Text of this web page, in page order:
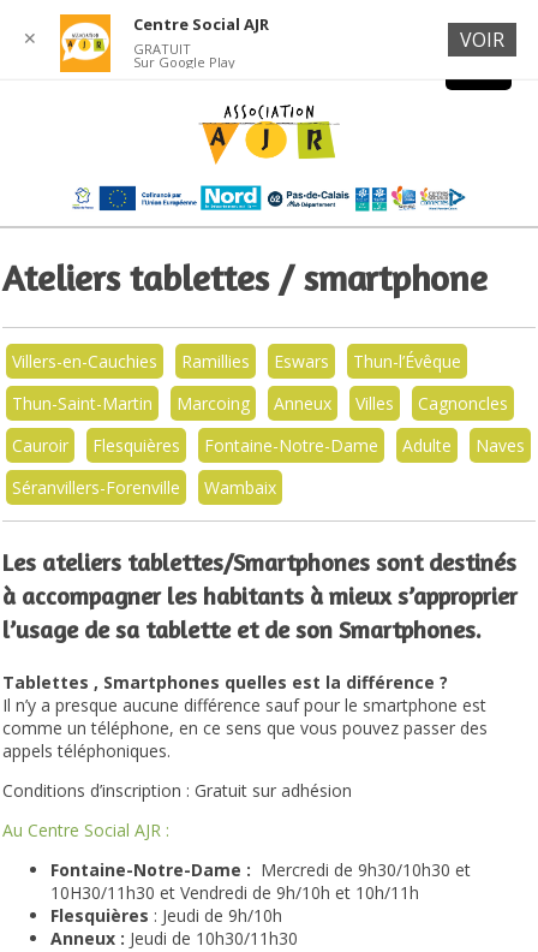
Ateliers tablettes / smartphone
Villers-en-Cauchies Ramillies Eswars
Thun-l’Évêque
Thun-Saint-Martin
Marcoing Anneux Villes
Cagnoncles
Cauroir
Flesquières Fontaine-Notre-Dame Adulte
Naves
Séranvillers-Forenville
Wambaix
Les ateliers tablettes/Smartphones sont destinés
à accompagner les habitants à mieux s’approprier
l’usage de sa tablette et de son Smartphones.
Tablettes , Smartphones quelles est la différence ?
Il n’y a presque aucune différence sauf pour le smartphone est
comme un téléphone, en ce sens que vous pouvez passer des
appels téléphoniques.
Conditions d’inscription : Gratuit sur adhésion
Au Centre Social AJR :
Fontaine-Notre-Dame : Mercredi de 9h30/10h30 et
10H30/11h30 etVendredi de9h/10h et 10h/11h
Flesquières : Jeudi de 9h/10h
Anneux : Jeudi de 10h30/11h30
✕
Centre Social AJR
GRATUIT
Sur Google Play
VOIR